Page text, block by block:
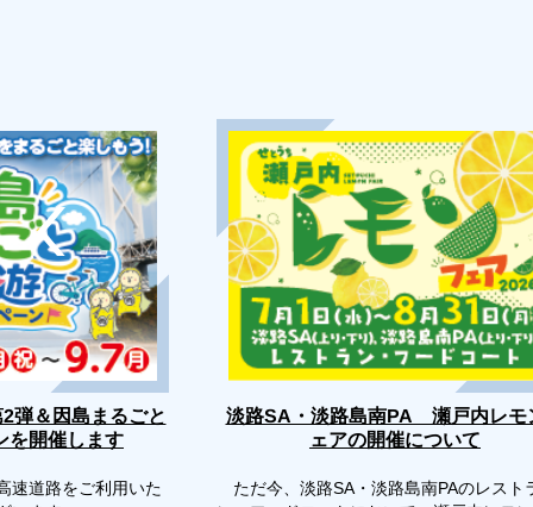
弾＆因島まるごと
を開催します
道路をご利用いた
淡路SA・淡路島南PA 瀬戸内レモ
ェアの開催について
ただ今、淡路SA・淡路島南PAのレスト